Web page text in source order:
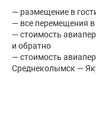
— размещение в
— все перемещения в
— стоимость
и обратно
— стоимость
Среднеколымск —